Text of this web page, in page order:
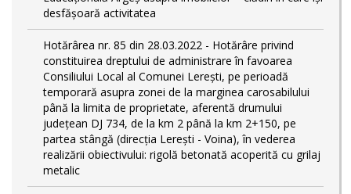
desfășoară activitatea
Hotărârea nr. 85 din 28.03.2022 - Hotărâre privind
constituirea dreptului de administrare în favoarea
Consiliului Local al Comunei Lerești, pe perioadă
temporară asupra zonei de la marginea carosabilului
până la limita de proprietate, aferentă drumului
județean DJ 734, de la km 2 până la km 2+150, pe
partea stângă (direcția Lerești - Voina), în vederea
realizării obiectivului: rigolă betonată acoperită cu grilaj
metalic